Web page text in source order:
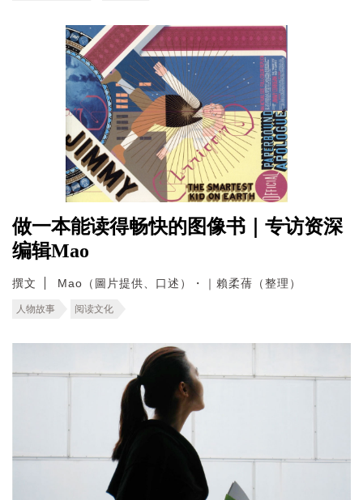
做一本能读得畅快的图像书｜专访资深
编辑Mao
撰文 Mao（圖片提供、口述）・｜賴柔蒨（整理）
人物故事 阅读文化